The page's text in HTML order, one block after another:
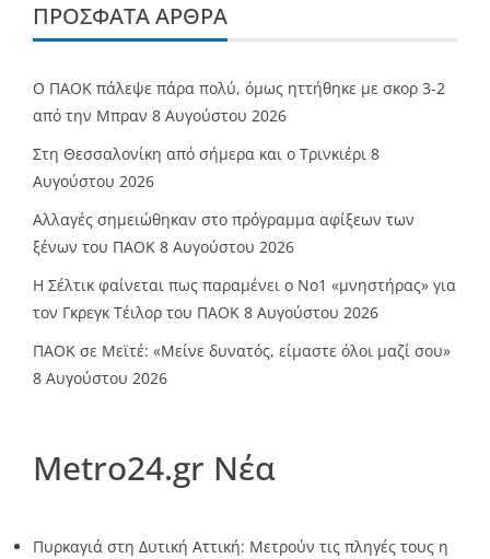
ΠΡΌΣΦΑΤΑ ΆΡΘΡΑ
Ο ΠΑΟΚ πάλεψε πάρα πολύ, όμως ηττήθηκε με σκορ 3-2
από την Μπραν 8 Αυγούστου 2026
Στη Θεσσαλονίκη από σήμερα και ο Τρινκιέρι 8
Αυγούστου 2026
Αλλαγές σημειώθηκαν στο πρόγραμμα αφίξεων των
ξένων του ΠΑΟΚ 8 Αυγούστου 2026
Η Σέλτικ φαίνεται πως παραμένει ο Νο1 «μνηστήρας» για
τον Γκρεγκ Τέιλορ του ΠΑΟΚ 8 Αυγούστου 2026
ΠΑΟΚ σε Μεϊτέ: «Μείνε δυνατός, είμαστε όλοι μαζί σου»
8 Αυγούστου 2026
Metro24.gr Νέα
Πυρκαγιά στη Δυτική Αττική: Μετρούν τις πληγές τους η